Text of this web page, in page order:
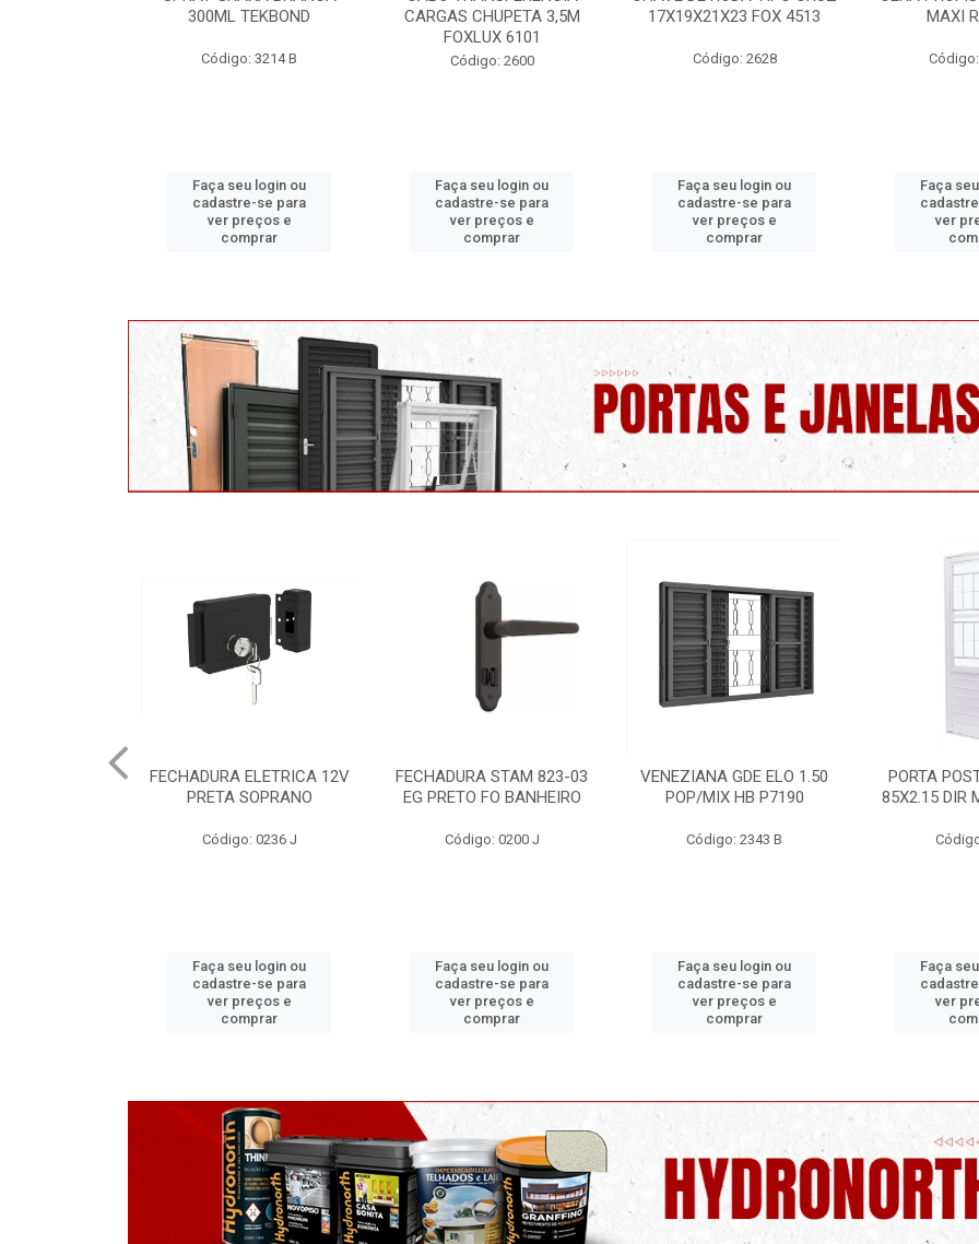
CARGAS CHUPETA 3,5M
Código: 2600
Faça seu login ou
cadastre-se para
ver preços e
comprar
17X19X21X23 FOX 4513
Código: 2628
Faça seu login ou
cadastre-se para
ver preços e
comprar
MAXI RUBBER
Código: 9820 B
Faça seu login ou
cadastre-se para
ver preços e
comprar
PRONTO
Faça
ver
FECHADURA STAM 823-03
EG PRETO FO BANHEIRO
Código: 0200 J
Faça seu login ou
cadastre-se para
ver preços e
comprar
VENEZIANA GDE ELO 1.50
POP/MIX HB P7190
Código: 2343 B
Faça seu login ou
cadastre-se para
ver preços e
comprar
PORTA POST. QUAD BCA
85X2.15 DIR MIX HB P7159
Código: 2392
Faça seu login ou
cadastre-se para
ver preços e
comprar
ALCAPAO
FORTE/
Faça
ver